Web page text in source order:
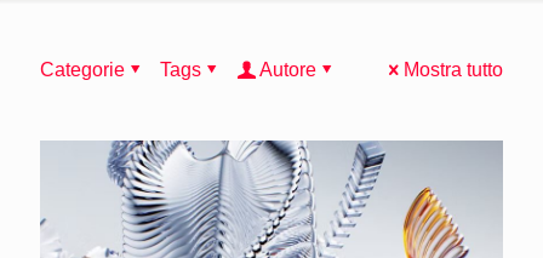
Categorie Tags Autore Mostra tutto